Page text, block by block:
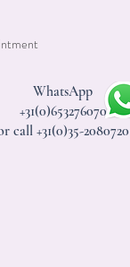
WhatsApp
+31(0)653276070
call +31(0)35-2080720